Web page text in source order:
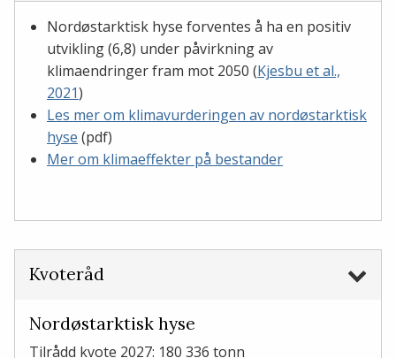
Nordøstarktisk hyse forventes å ha en positiv
utvikling (6,8) under påvirkning av
klimaendringer fram mot 2050 (Kjesbu et al.,
2021)
Les mer om klimavurderingen av nordøstarktisk
hyse (pdf)
Mer om klimaeffekter på bestander
Kvoteråd
Nordøstarktisk hyse
Tilrådd kvote 2027: 180 336 tonn